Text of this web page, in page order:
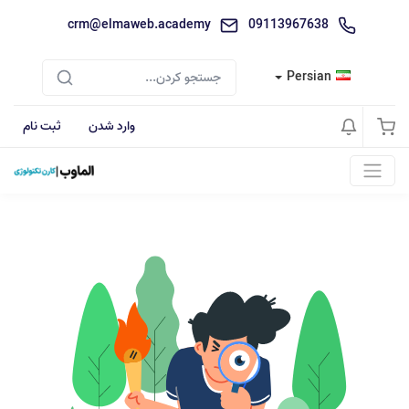
09113967638
crm@elmaweb.academy
Persian
وارد شدن ثبت نام